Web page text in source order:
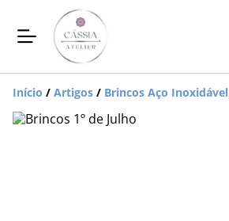
Início / Artigos / Brincos Aço Inoxidável